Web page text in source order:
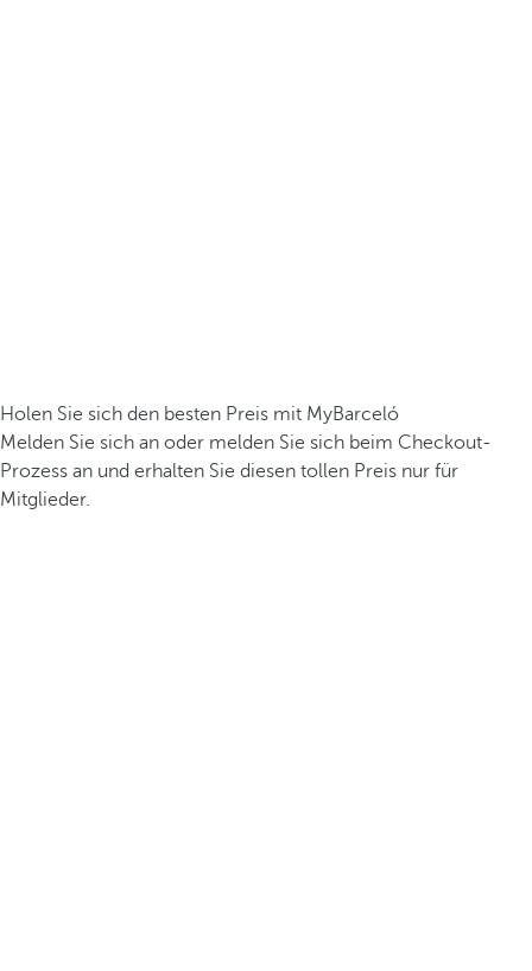
Holen Sie sich den besten Preis mit MyBarceló
Melden Sie sich an oder melden Sie sich beim Checkout-
Prozess an und erhalten Sie diesen tollen Preis nur für
Mitglieder.